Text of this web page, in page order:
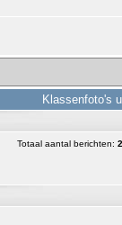
Klassenfoto's
Totaal aantal berichten: